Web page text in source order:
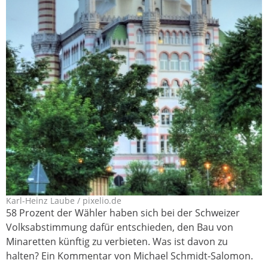
yenidze_hdr.jpg
Karl-Heinz Laube / pixelio.de
58 Prozent der Wähler haben sich bei der Schweizer
Volksabstimmung dafür entschieden, den Bau von
Minaretten künftig zu verbieten. Was ist davon zu
halten? Ein Kommentar von Michael Schmidt-Salomon.